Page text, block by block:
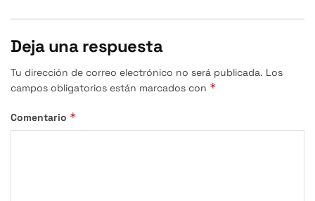
Deja una respuesta
Tu dirección de correo electrónico no será publicada. Los
campos obligatorios están marcados con *
Comentario *